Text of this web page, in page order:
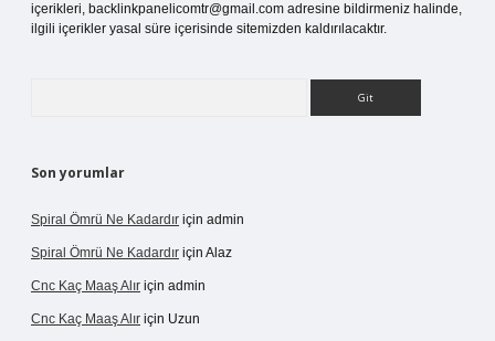
içerikleri, backlinkpanelicomtr@gmail.com adresine bildirmeniz halinde,
ilgili içerikler yasal süre içerisinde sitemizden kaldırılacaktır.
Son yorumlar
Spiral Ömrü Ne Kadardır için admin
Spiral Ömrü Ne Kadardır için Alaz
Cnc Kaç Maaş Alır için admin
Cnc Kaç Maaş Alır için Uzun